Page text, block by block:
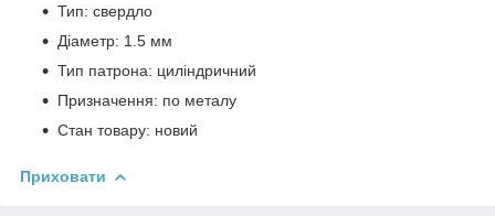
Тип: свердло
Діаметр: 1.5 мм
Тип патрона: циліндричний
Призначення: по металу
Стан товару: новий
Приховати